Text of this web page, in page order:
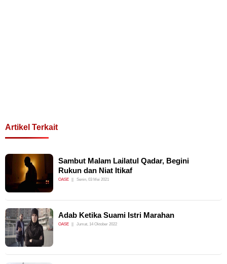
Artikel Terkait
Sambut Malam Lailatul Qadar, Begini
Rukun dan Niat Itikaf
OASE Senin, 03 Mei 2021
Adab Ketika Suami Istri Marahan
OASE Jumat, 14 Oktober 2022